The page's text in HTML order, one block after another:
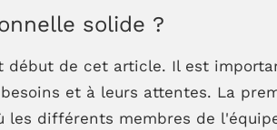
solide ?
de cet article. Il est
et à leurs attentes. La
les différents membres de